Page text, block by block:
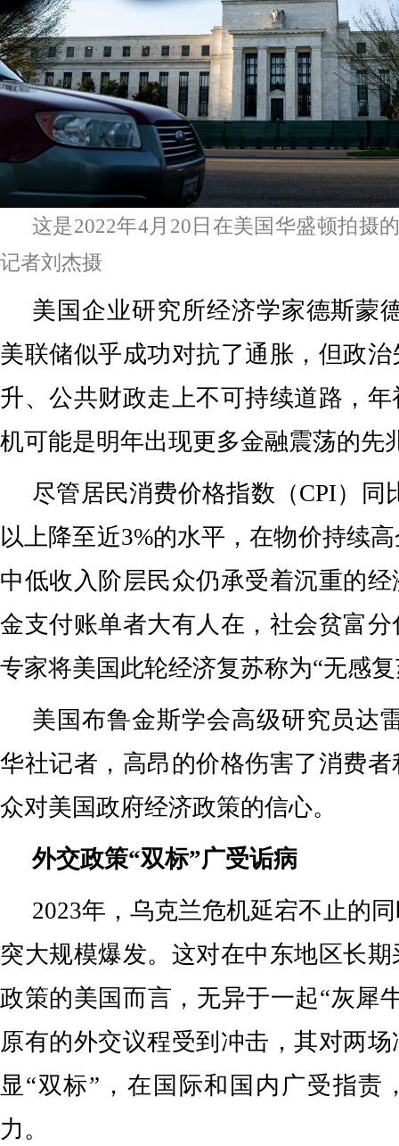
这是2022年4月20日在美国华盛顿拍摄
记者刘杰摄
美国企业研究所经济学家德斯蒙
美联储似乎成功对抗了通胀，但政
升、公共财政走上不可持续道路，
机可能是明年出现更多金融震荡的先
尽管居民消费价格指数（CPI）同
以上降至近3%的水平，在物价持续
中低收入阶层民众仍承受着沉重的
金支付账单者大有人在，社会贫富
专家将美国此轮经济复苏称为“无感
美国布鲁金斯学会高级研究员达
华社记者，高昂的价格伤害了消费
众对美国政府经济政策的信心。
外交政策“双标”广受诟病
2023年，乌克兰危机延宕不止的
突大规模爆发。这对在中东地区长
政策的美国而言，无异于一起“灰犀
原有的外交议程受到冲击，其对两
显“双标”，在国际和国内广受指责
力。